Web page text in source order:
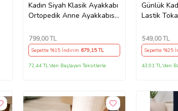
Kadın Siyah Klasik Ayakkabı
Ortopedik Anne Ayakkabısı
Kadın Günlük Ayakkabı
799,00 TL
Sepette %15 İndirim 679,15 TL
72,44 TL'den Başlayan Taksitlerle
Günlük
Lastik
Ayakkabı
549,00 TL
Sepette %25
43,91 TL'den